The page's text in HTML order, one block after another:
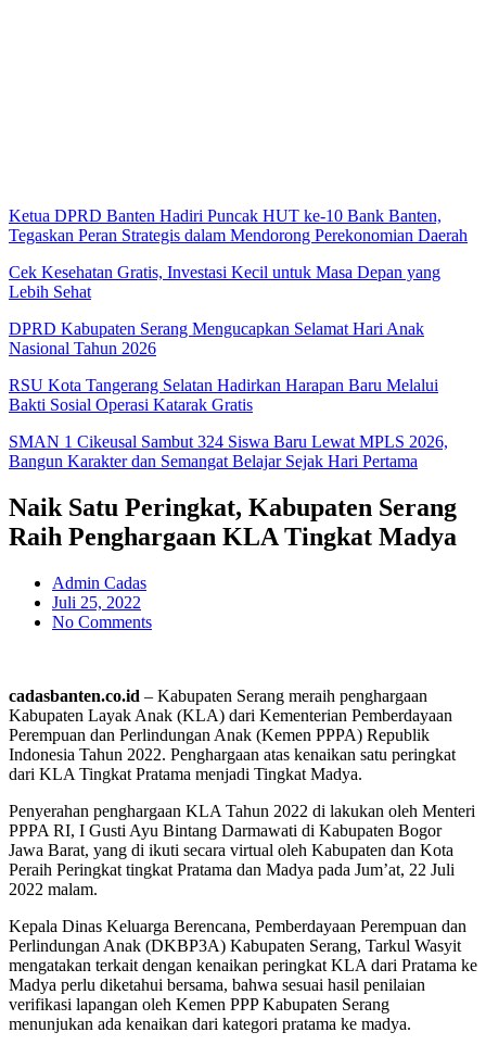
Ketua DPRD Banten Hadiri Puncak HUT ke-10 Bank Banten,
Tegaskan Peran Strategis dalam Mendorong Perekonomian Daerah
Cek Kesehatan Gratis, Investasi Kecil untuk Masa Depan yang
Lebih Sehat
DPRD Kabupaten Serang Mengucapkan Selamat Hari Anak
Nasional Tahun 2026
RSU Kota Tangerang Selatan Hadirkan Harapan Baru Melalui
Bakti Sosial Operasi Katarak Gratis
SMAN 1 Cikeusal Sambut 324 Siswa Baru Lewat MPLS 2026,
Bangun Karakter dan Semangat Belajar Sejak Hari Pertama
Naik Satu Peringkat, Kabupaten Serang
Raih Penghargaan KLA Tingkat Madya
Admin Cadas
Juli 25, 2022
No Comments
cadasbanten.co.id – Kabupaten Serang meraih penghargaan
Kabupaten Layak Anak (KLA) dari Kementerian Pemberdayaan
Perempuan dan Perlindungan Anak (Kemen PPPA) Republik
Indonesia Tahun 2022. Penghargaan atas kenaikan satu peringkat
dari KLA Tingkat Pratama menjadi Tingkat Madya.
Penyerahan penghargaan KLA Tahun 2022 di lakukan oleh Menteri
PPPA RI, I Gusti Ayu Bintang Darmawati di Kabupaten Bogor
Jawa Barat, yang di ikuti secara virtual oleh Kabupaten dan Kota
Peraih Peringkat tingkat Pratama dan Madya pada Jum’at, 22 Juli
2022 malam.
Kepala Dinas Keluarga Berencana, Pemberdayaan Perempuan dan
Perlindungan Anak (DKBP3A) Kabupaten Serang, Tarkul Wasyit
mengatakan terkait dengan kenaikan peringkat KLA dari Pratama ke
Madya perlu diketahui bersama, bahwa sesuai hasil penilaian
verifikasi lapangan oleh Kemen PPP Kabupaten Serang
menunjukan ada kenaikan dari kategori pratama ke madya.